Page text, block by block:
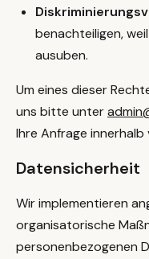
benachteiligen,
ausuben.
Um eines dieser
uns bitte unter
Ihre Anfrage
Datensicherheit
Wir implementieren
organisatorische
personenbezogenen